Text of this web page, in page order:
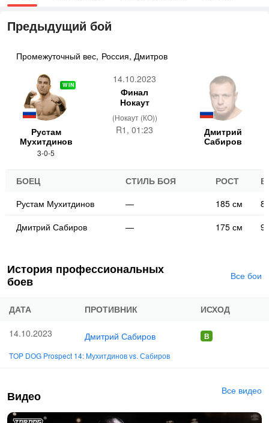
Предыдущий бой
Промежуточный вес, Россия, Дмитров
WIN
Рустам
Мухитдинов
3-0-5
14.10.2023
Финал
Нокаут
(Нокаут (КО))
R1, 01:23
Дмитрий
Сабиров
БОЕЦ СТИЛЬ БОЯ РОСТ
Рустам Мухитдинов
— 185 см
Дмитрий Сабиров
— 175 см
История профессиональных
боев
Все бои
ДАТА ПРОТИВНИК
ИСХОД
14.10.2023
Дмитрий Сабиров
TOP DOG Prospect 14: Мухитдинов vs. Сабиров
Видео Все видео